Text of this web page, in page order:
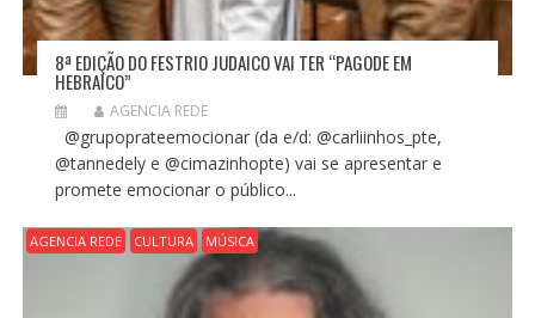
8ª EDIÇÃO DO FESTRIO JUDAICO VAI TER “PAGODE EM
HEBRAICO”
AGENCIA REDE
@grupoprateemocionar (da e/d: @carliinhos_pte,
@tannedely e @cimazinhopte) vai se apresentar e
promete emocionar o público...
AGENCIA REDE CULTURA MÚSICA